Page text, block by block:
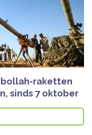
raketten
sinds 7 oktober